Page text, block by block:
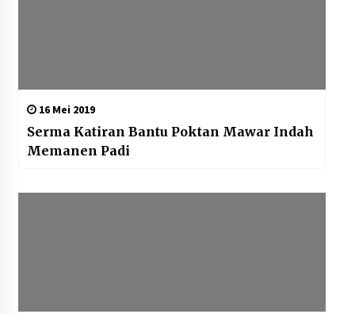
16 Mei 2019
Serma Katiran Bantu Poktan Mawar Indah
Memanen Padi